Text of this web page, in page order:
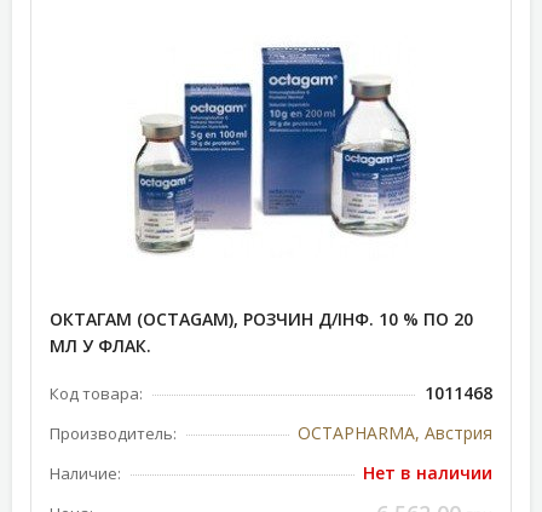
ОКТАГАМ (OCTAGAM), РОЗЧИН Д/ІНФ. 10 % ПО 20
МЛ У ФЛАК.
Код товара: 1011468
Производитель: OCTAPHARMA, Австрия
Наличие: Нет в наличии